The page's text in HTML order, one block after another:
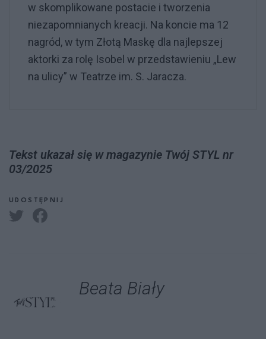
w skomplikowane postacie i tworzenia
niezapomnianych kreacji. Na koncie ma 12
nagród, w tym Złotą Maskę dla najlepszej
aktorki za rolę Isobel w przedstawieniu „Lew
na ulicy” w Teatrze im. S. Jaracza.
Tekst ukazał się w magazynie Twój STYL nr
03/2025
UDOSTĘPNIJ
Beata Biały